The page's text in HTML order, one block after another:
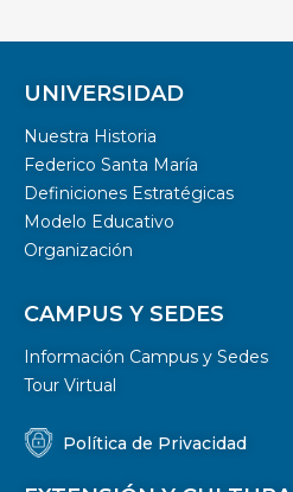
UNIVERSIDAD
Nuestra Historia
Federico Santa María
Definiciones Estratégicas
Modelo Educativo
Organización
CAMPUS Y SEDES
Información Campus y Sedes
Tour Virtual
Política de Privacidad